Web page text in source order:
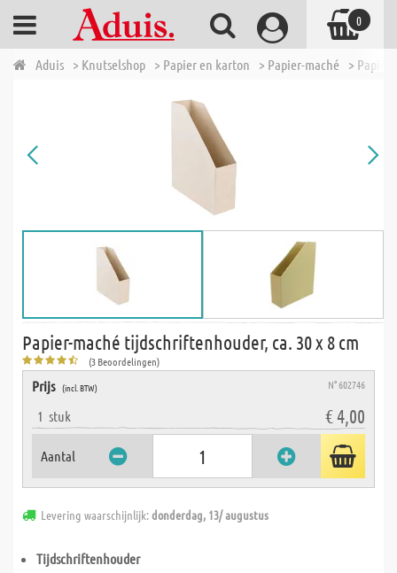
Aduis > Knutselshop > Papier en karton > Papier-maché >
Papier-maché tijdschriftenhouder, ca. 30 x 8 cm
(3 Beoordelingen)
Prijs (incl. BTW) N° 602746
1 stuk € 4,00
Aantal
Levering waarschijnlijk:donderdag, 13/ augustus
Tijdschriftenhouder
0